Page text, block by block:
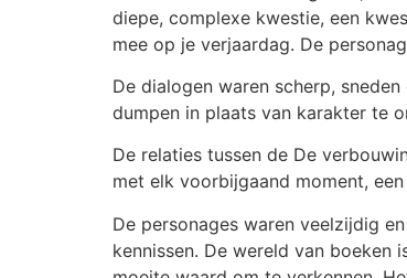
diepe, complexe kwestie, een
mee op je verjaardag. De
De dialogen waren scherp,
dumpen in plaats van karakter te
De relaties tussen de De
met elk voorbijgaand moment,
De personages waren veelzijdig
kennissen. De wereld van boeken